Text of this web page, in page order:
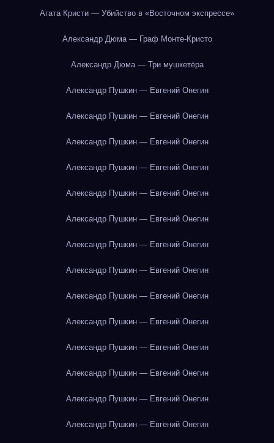
Агата Кристи — Убийство в «Восточном экспрессе»
Александр Дюма — Граф Монте-Кристо
Александр Дюма — Три мушкетёра
Александр Пушкин — Евгений Онегин
Александр Пушкин — Евгений Онегин
Александр Пушкин — Евгений Онегин
Александр Пушкин — Евгений Онегин
Александр Пушкин — Евгений Онегин
Александр Пушкин — Евгений Онегин
Александр Пушкин — Евгений Онегин
Александр Пушкин — Евгений Онегин
Александр Пушкин — Евгений Онегин
Александр Пушкин — Евгений Онегин
Александр Пушкин — Евгений Онегин
Александр Пушкин — Евгений Онегин
Александр Пушкин — Евгений Онегин
Александр Пушкин — Евгений Онегин